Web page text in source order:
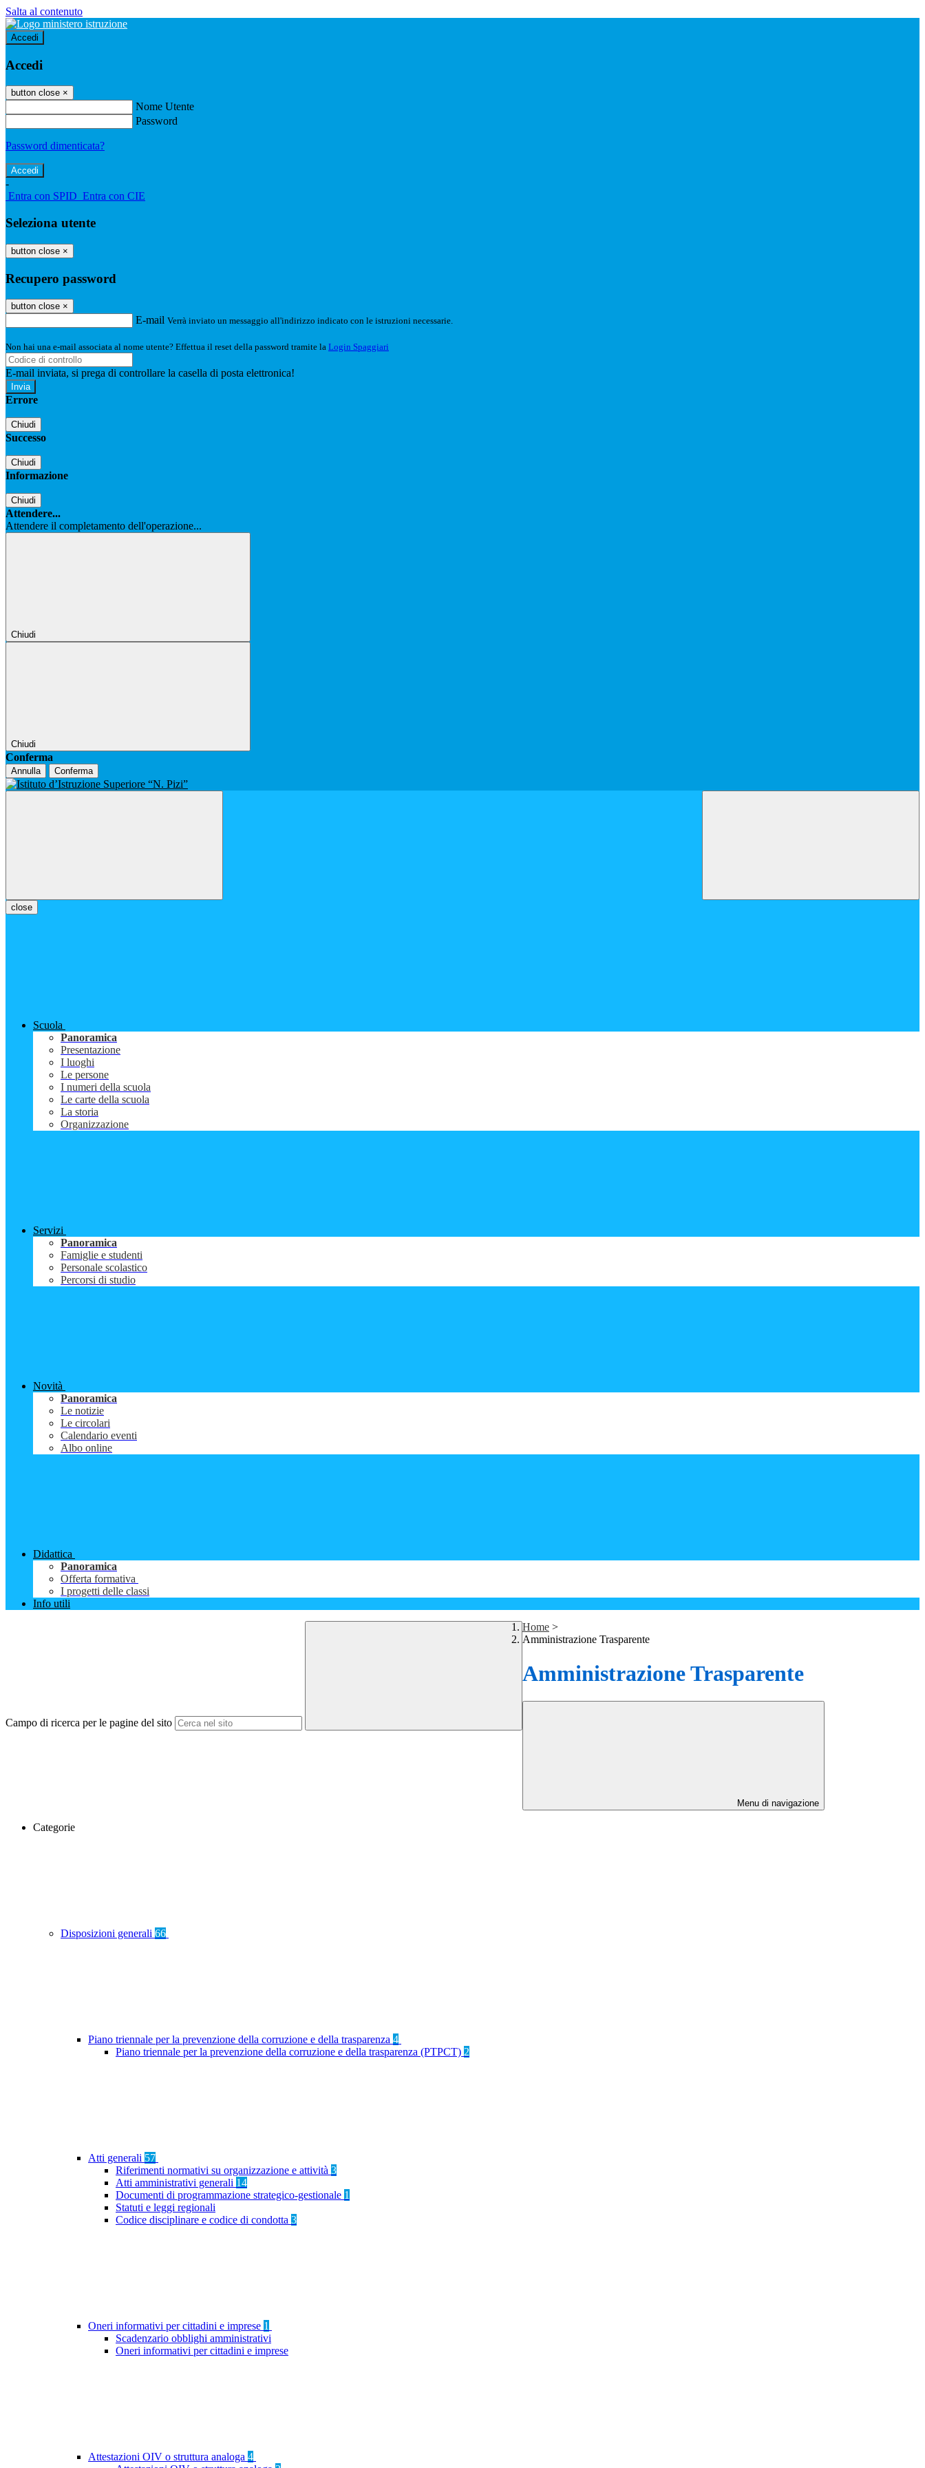
Salta al contenuto
Accedi
Accedi
button close ×
Nome Utente
Password
Password dimenticata?
-
Entra con SPID Entra con CIE
Seleziona utente
button close ×
Recupero password
button close ×
E-mail Verrà inviato un messaggio all'indirizzo indicato con le istruzioni necessarie.
Non hai una e-mail associata al nome utente? Effettua il reset della password tramite la Login Spaggiari
E-mail inviata, si prega di controllare la casella di posta elettronica!
Errore
Chiudi
Successo
Chiudi
Informazione
Chiudi
Attendere...
Attendere il completamento dell'operazione...
Chiudi
Chiudi
Conferma
Annulla Conferma
close
Scuola
Panoramica
Presentazione
I luoghi
Le persone
I numeri della scuola
Le carte della scuola
La storia
Organizzazione
Servizi
Panoramica
Famiglie e studenti
Personale scolastico
Percorsi di studio
Novità
Panoramica
Le notizie
Le circolari
Calendario eventi
Albo online
Didattica
Panoramica
Offerta formativa
I progetti delle classi
Info utili
Campo di ricerca per le pagine del sito
Home >
Amministrazione Trasparente
Amministrazione Trasparente
Menu di navigazione
Categorie
Disposizioni generali 66
Piano triennale per la prevenzione della corruzione e della trasparenza 4
Piano triennale per la prevenzione della corruzione e della trasparenza (PTPCT) 2
Atti generali 57
Riferimenti normativi su organizzazione e attività 3
Atti amministrativi generali 14
Documenti di programmazione strategico-gestionale 1
Statuti e leggi regionali
Codice disciplinare e codice di condotta 3
Oneri informativi per cittadini e imprese 1
Scadenzario obblighi amministrativi
Oneri informativi per cittadini e imprese
Attestazioni OIV o struttura analoga 4